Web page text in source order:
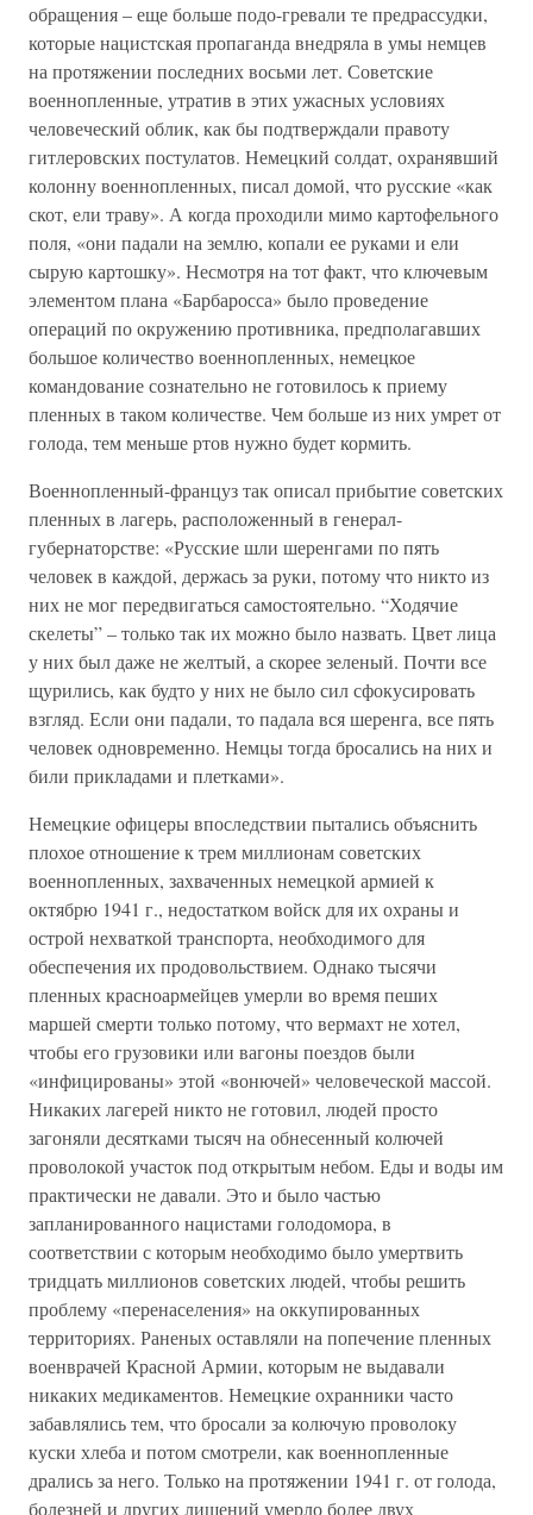
обращения – еще больше подо-гревали те предрассудки,
которые нацистская пропаганда внедряла в умы немцев
на протяжении последних восьми лет. Советские
военнопленные, утратив в этих ужасных условиях
человеческий облик, как бы подтверждали правоту
гитлеровских постулатов. Немецкий солдат, охранявший
колонну военнопленных, писал домой, что русские «как
скот, ели траву». А когда проходили мимо картофельного
поля, «они падали на землю, копали ее руками и ели
сырую картошку». Несмотря на тот факт, что ключевым
элементом плана «Барбаросса» было проведение
операций по окружению противника, предполагавших
большое количество военнопленных, немецкое
командование сознательно не готовилось к приему
пленных в таком количестве. Чем больше из них умрет от
голода, тем меньше ртов нужно будет кормить.
Военнопленный-француз так описал прибытие советских
пленных в лагерь, расположенный в генерал-
губернаторстве: «Русские шли шеренгами по пять
человек в каждой, держась за руки, потому что никто из
них не мог передвигаться самостоятельно. “Ходячие
скелеты” – только так их можно было назвать. Цвет лица
у них был даже не желтый, а скорее зеленый. Почти все
щурились, как будто у них не было сил сфокусировать
взгляд. Если они падали, то падала вся шеренга, все пять
человек одновременно. Немцы тогда бросались на них и
били прикладами и плетками».
Немецкие офицеры впоследствии пытались объяснить
плохое отношение к трем миллионам советских
военнопленных, захваченных немецкой армией к
октябрю 1941 г., недостатком войск для их охраны и
острой нехваткой транспорта, необходимого для
обеспечения их продовольствием. Однако тысячи
пленных красноармейцев умерли во время пеших
маршей смерти только потому, что вермахт не хотел,
чтобы его грузовики или вагоны поездов были
«инфицированы» этой «вонючей» человеческой массой.
Никаких лагерей никто не готовил, людей просто
загоняли десятками тысяч на обнесенный колючей
проволокой участок под открытым небом. Еды и воды им
практически не давали. Это и было частью
запланированного нацистами голодомора, в
соответствии с которым необходимо было умертвить
тридцать миллионов советских людей, чтобы решить
проблему «перенаселения» на оккупированных
территориях. Раненых оставляли на попечение пленных
военврачей Красной Армии, которым не выдавали
никаких медикаментов. Немецкие охранники часто
забавлялись тем, что бросали за колючую проволоку
куски хлеба и потом смотрели, как военнопленные
дрались за него. Только на протяжении 1941 г. от голода,
болезней и других лишений умерло более двух